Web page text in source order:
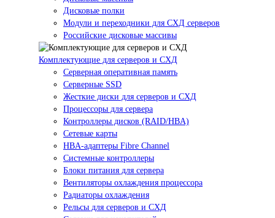
Дисковые полки
Модули и переходники для СХД серверов
Российские дисковые массивы
Комплектующие для серверов и СХД
Серверная оперативная память
Серверные SSD
Жесткие диски для серверов и СХД
Процессоры для сервера
Контроллеры дисков (RAID/HBA)
Сетевые карты
HBA-адаптеры Fibre Channel
Системные контроллеры
Блоки питания для сервера
Вентиляторы охлаждения процессора
Радиаторы охлаждения
Рельсы для серверов и СХД